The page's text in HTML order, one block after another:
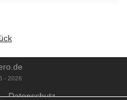
- 2026
Datenschutz